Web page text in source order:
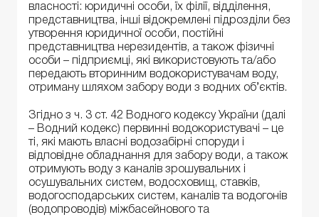
власності: юридичні особи, їх філії, відділення,
представництва, інші відокремлені підрозділи без
утворення юридичної особи, постійні
представництва нерезидентів, а також фізичні
особи – підприємці, які використовують та/або
передають вторинним водокористувачам воду,
отриману шляхом забору води з водних об’єктів.
Згідно з ч. 3 ст. 42 Водного кодексу України (далі
– Водний кодекс) первинні водокористувачі – це
ті, які мають власні водозабірні споруди і
відповідне обладнання для забору води, а також
отримують воду з каналів зрошувальних і
осушувальних систем, водосховищ, ставків,
водогосподарських систем, каналів та водогонів
(водопроводів) міжбасейнового та